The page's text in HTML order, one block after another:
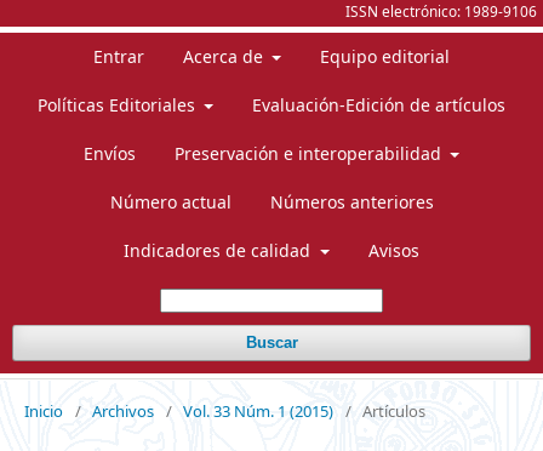
ISSN electrónico: 1989-9106
Entrar Acerca de Equipo editorial
Políticas Editoriales Evaluación-Edición de artículos
Envíos Preservación e interoperabilidad
Número actual Números anteriores
Indicadores de calidad Avisos
Buscar
Inicio / Archivos / Vol. 33 Núm. 1 (2015) / Artículos